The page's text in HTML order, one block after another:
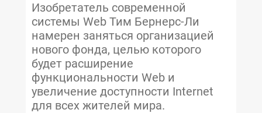
Изобретатель современной
системы Web Тим Бернерс-Ли
намерен заняться организацией
нового фонда, целью которого
будет расширение
функциональности Web и
увеличение доступности Internet
для всех жителей мира.